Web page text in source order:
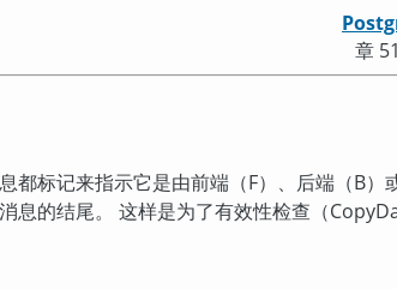
章
都标记来指示它是由前端（F）、后端（B
息的结尾。 这样是为了有效性检查（